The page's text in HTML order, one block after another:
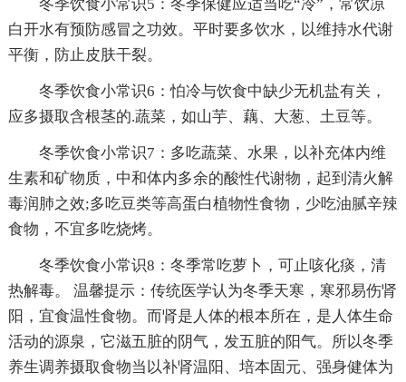
冬季饮食小常识5：冬季保健应适当吃“冷”，常饮凉
白开水有预防感冒之功效。平时要多饮水，以维持水代谢
平衡，防止皮肤干裂。
冬季饮食小常识6：怕冷与饮食中缺少无机盐有关，
应多摄取含根茎的.蔬菜，如山芋、藕、大葱、土豆等。
冬季饮食小常识7：多吃蔬菜、水果，以补充体内维
生素和矿物质，中和体内多余的酸性代谢物，起到清火解
毒润肺之效;多吃豆类等高蛋白植物性食物，少吃油腻辛辣
食物，不宜多吃烧烤。
冬季饮食小常识8：冬季常吃萝卜，可止咳化痰，清
热解毒。 温馨提示：传统医学认为冬季天寒，寒邪易伤肾
阳，宜食温性食物。而肾是人体的根本所在，是人体生命
活动的源泉，它滋五脏的阴气，发五脏的阳气。所以冬季
养生调养摄取食物当以补肾温阳、培本固元、强身健体为